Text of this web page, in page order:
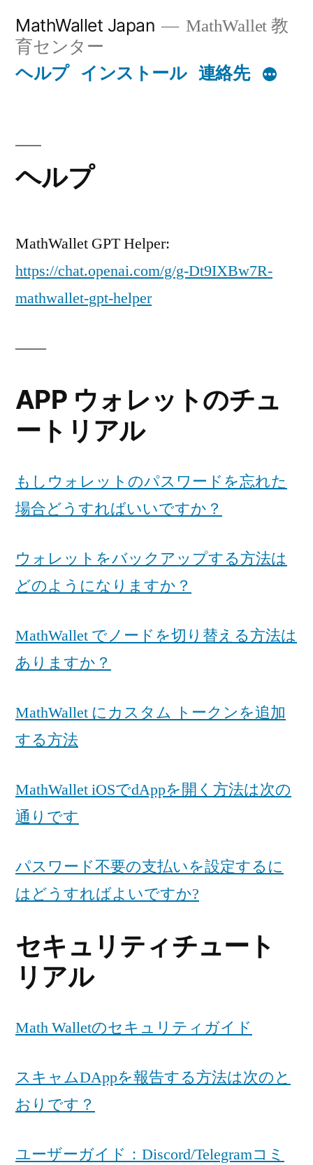
content
MathWallet Japan
MathWallet 教
育センター
ヘルプ インストール 連絡先
ヘルプ
MathWallet GPT Helper:
https://chat.openai.com/g/g-Dt9IXBw7R-
mathwallet-gpt-helper
——
APP ウォレットのチュ
ートリアル
もしウォレットのパスワードを忘れた
場合どうすればいいですか？
ウォレットをバックアップする方法は
どのようになりますか？
MathWallet でノードを切り替える方法は
ありますか？
MathWallet にカスタム トークンを追加
する方法
MathWallet iOSでdAppを開く方法は次の
通りです
パスワード不要の支払いを設定するに
はどうすればよいですか?
セキュリティチュート
リアル
Math Walletのセキュリティガイド
スキャムDAppを報告する方法は次のと
おりです？
ユーザーガイド：Discord/Telegramコミ